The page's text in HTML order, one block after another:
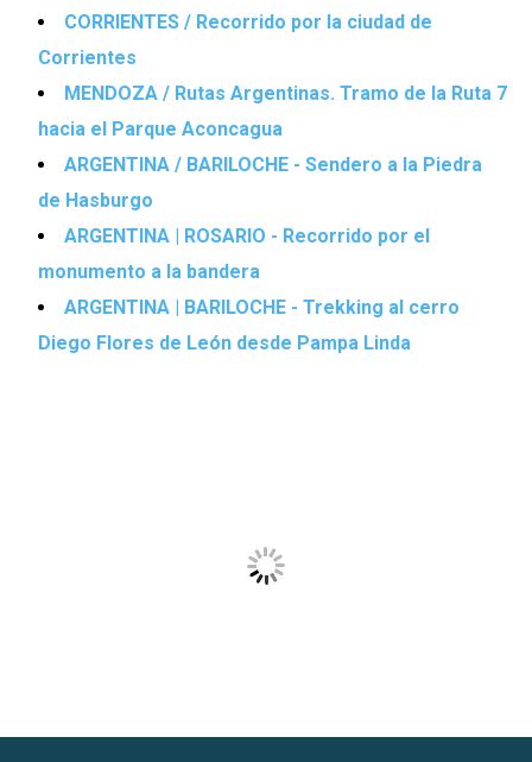
CORRIENTES / Recorrido por la ciudad de
Corrientes
MENDOZA / Rutas Argentinas. Tramo de la Ruta 7
hacia el Parque Aconcagua
ARGENTINA / BARILOCHE - Sendero a la Piedra
de Hasburgo
ARGENTINA | ROSARIO - Recorrido por el
monumento a la bandera
ARGENTINA | BARILOCHE - Trekking al cerro
Diego Flores de León desde Pampa Linda